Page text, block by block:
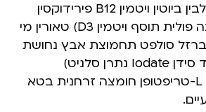
סידן תוספת ריבופלבין ביוטין ויטמין B12 פירידוקסין
הידרוכלוריד חומצה פולית תוסף ויטמין D3) טאורין מי
(ברזל סולפט תחמוצת אבץ נחושת
סולפט מנגן אוקסיד סידן Iodate נתרן סלניט)
טוקופרול לרעננות L-טריפטופן חומצה זרחנית בטא